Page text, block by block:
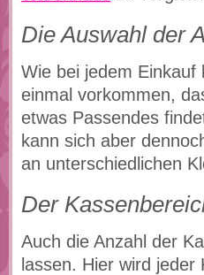
Die Auswahl der
Wie bei jedem
einmal vorkommen,
etwas Passendes
kann sich aber
an unterschiedlichen
Der
Auch die Anzahl der
lassen. Hier wird